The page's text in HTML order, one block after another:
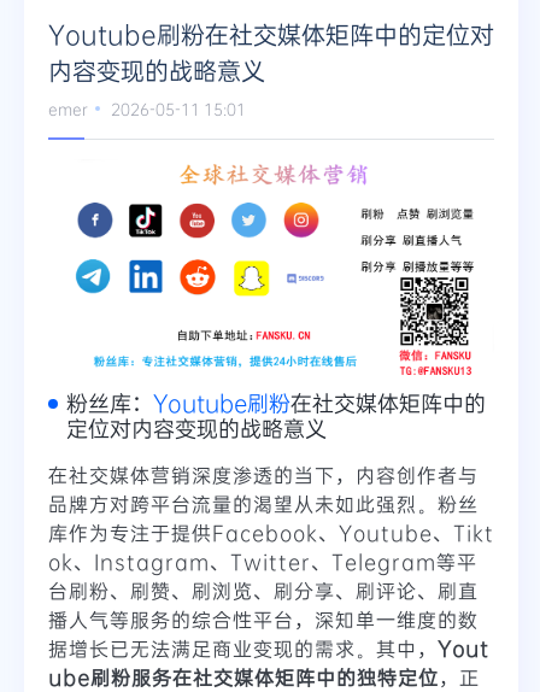
Youtube刷粉在社交媒体矩阵中的定位对
内容变现的战略意义
emer 2026-05-11 15:01
粉丝库： Youtube刷粉在社交媒体矩阵中的
定位对内容变现的战略意义
在社交媒体营销深度渗透的当下，内容创作者与
品牌方对跨平台流量的渴望从未如此强烈。粉丝
库作为专注于提供Facebook、Youtube、Tikt
ok、Instagram、Twitter、Telegram等平
台刷粉、刷赞、刷浏览、刷分享、刷评论、刷直
播人气等服务的综合性平台，深知单一维度的数
据增长已无法满足商业变现的需求。其中， Yout
ube刷粉服务在社交媒体矩阵中的独特定位，正